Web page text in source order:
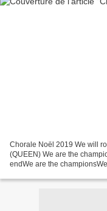
Chorale Noël 2019 We will
(QUEEN) We are the
endWe are the